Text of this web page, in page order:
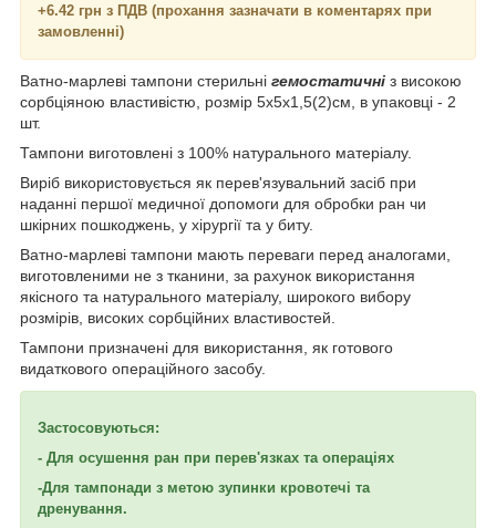
+6.42 грн з ПДВ (прохання зазначати в коментарях при
замовленні)
Ватно-марлеві тампони стерильні гемостатичні з високою
сорбціяною властивістю, розмір 5х5х1,5(2)см, в упаковці - 2
шт.
Тампони виготовлені з 100% натурального матеріалу.
Виріб використовується як перев'язувальний засіб при
наданні першої медичної допомоги для обробки ран чи
шкірних пошкоджень, у хірургії та у биту.
Ватно-марлеві тампони мають переваги перед аналогами,
виготовленими не з тканини, за рахунок використання
якісного та натурального матеріалу, широкого вибору
розмірів, високих сорбційних властивостей.
Тампони призначені для використання, як готового
видаткового операційного засобу.
Застосовуються:
- Для осушення ран при перев'язках та операціях
-Для тампонади з метою зупинки кровотечі та
дренування.